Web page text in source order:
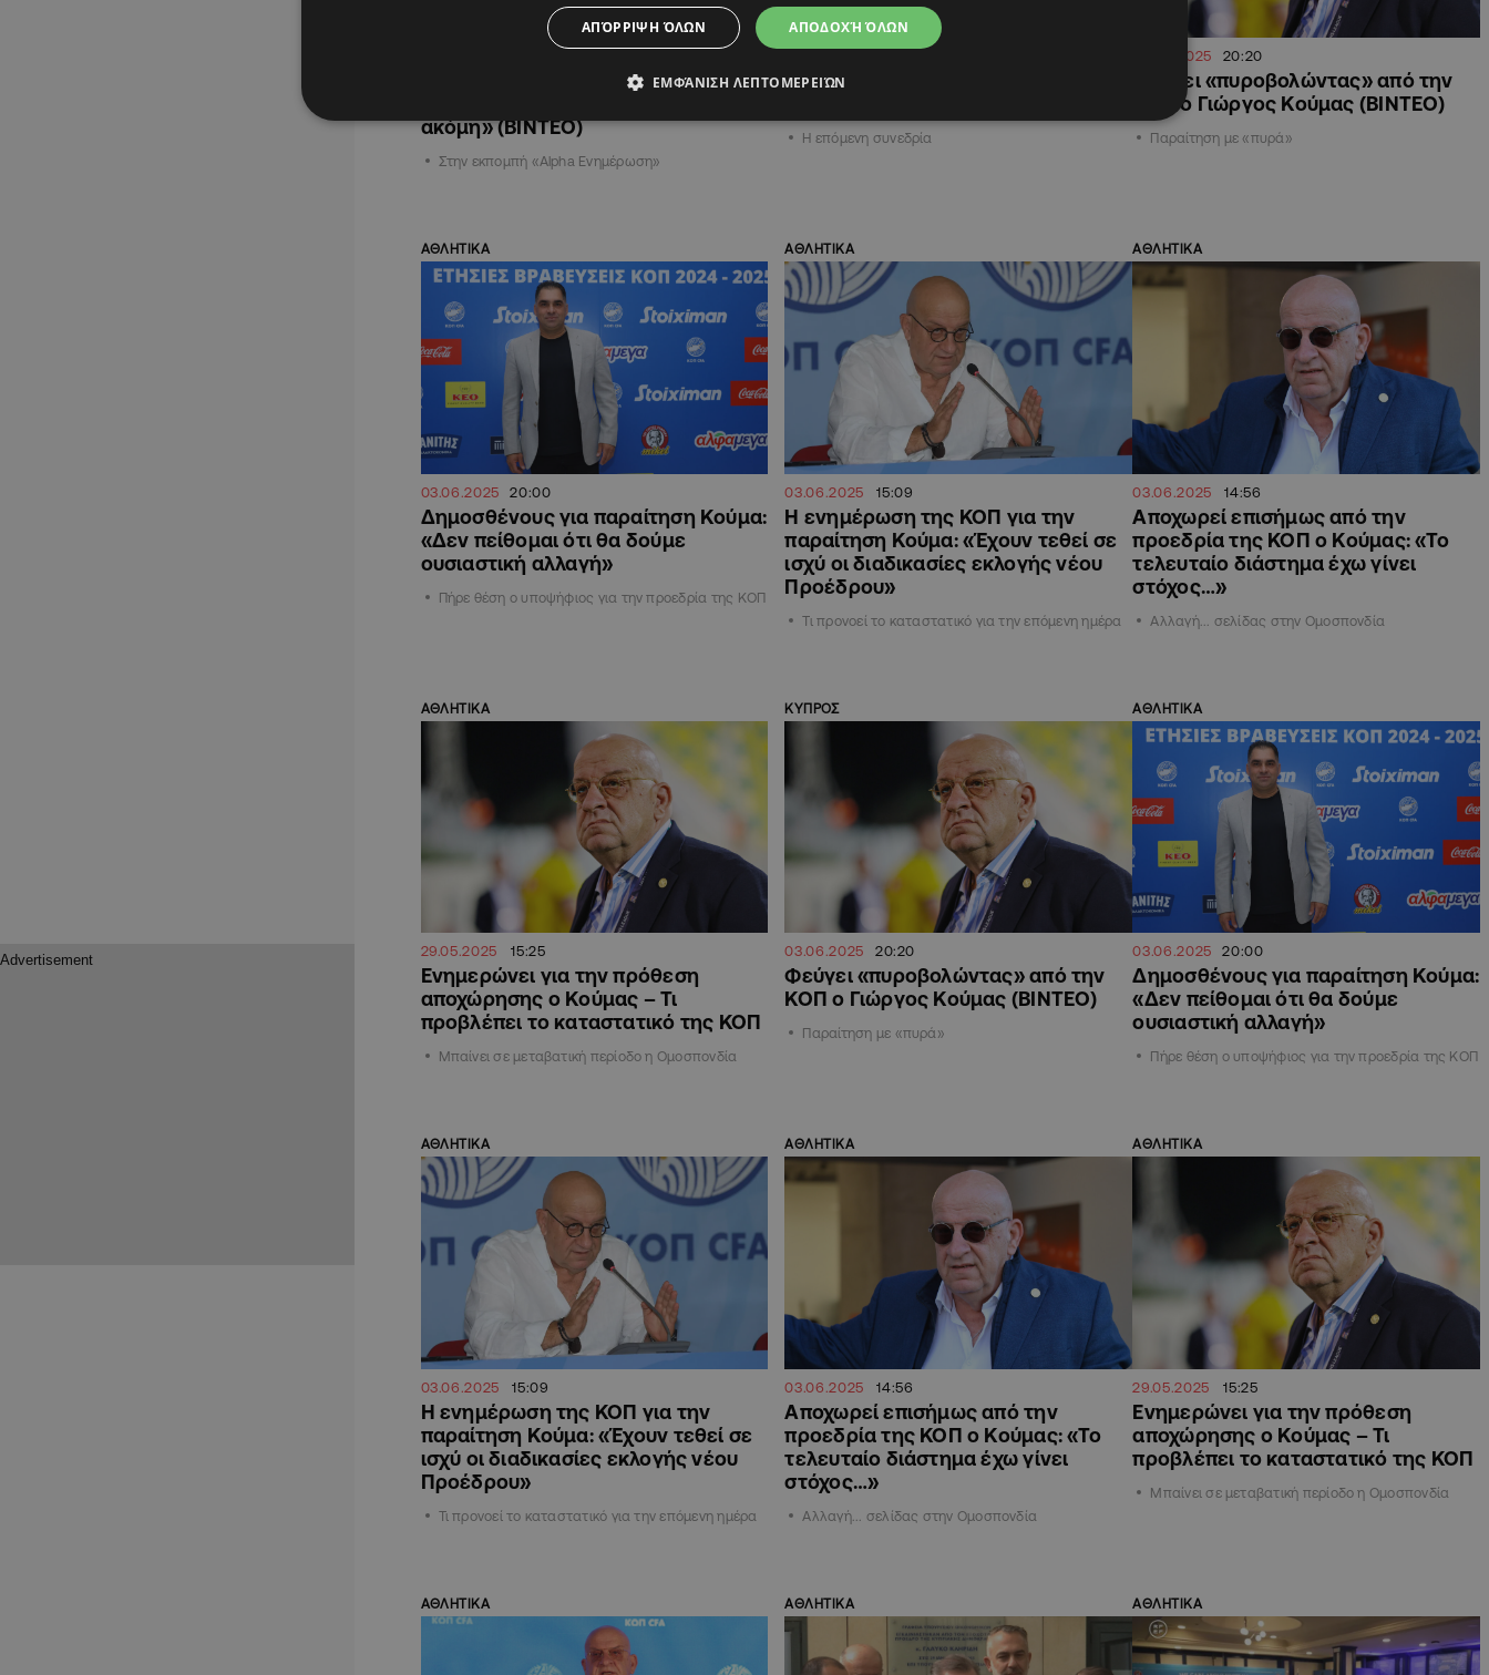
Λοϊζίδης για προεδρία ΚΟΠ: «Το
ακόμη» (ΒΙΝΤΕΟ)
Στην εκπομπή «Alpha Ενημέρωση»
Τα επόμενα βήματα στην ΚΟΠ μετά
Η επόμενη συνεδρία
03.06.2025 20:20
Φεύγει «πυροβολώντας» από την
ΚΟΠ ο Γιώργος Κούμας (ΒΙΝΤΕΟ)
Παραίτηση με «πυρά»
ΑΘΛΗΤΙΚΑ
03.06.2025 20:00
Δημοσθένους για παραίτηση Κούμα:
«Δεν πείθομαι ότι θα δούμε
ουσιαστική αλλαγή»
Πήρε θέση ο υποψήφιος για την προεδρία της ΚΟΠ
ΑΘΛΗΤΙΚΑ
03.06.2025 15:09
Η ενημέρωση της ΚΟΠ για την
παραίτηση Κούμα: «Έχουν τεθεί σε
ισχύ οι διαδικασίες εκλογής νέου
Προέδρου»
Τι προνοεί το καταστατικό για την επόμενη ημέρα
ΑΘΛΗΤΙΚΑ
03.06.2025 14:56
Αποχωρεί επισήμως από την
προεδρία της ΚΟΠ ο Κούμας: «Το
τελευταίο διάστημα έχω γίνει
στόχος…»
Αλλαγή... σελίδας στην Ομοσπονδία
ΑΘΛΗΤΙΚΑ
29.05.2025 15:25
Ενημερώνει για την πρόθεση
αποχώρησης ο Κούμας – Τι
προβλέπει το καταστατικό της ΚΟΠ
Μπαίνει σε μεταβατική περίοδο η Ομοσπονδία
ΚΥΠΡΟΣ
03.06.2025 20:20
Φεύγει «πυροβολώντας» από την
ΚΟΠ ο Γιώργος Κούμας (ΒΙΝΤΕΟ)
Παραίτηση με «πυρά»
ΑΘΛΗΤΙΚΑ
03.06.2025 20:00
Δημοσθένους για παραίτηση Κούμα:
«Δεν πείθομαι ότι θα δούμε
ουσιαστική αλλαγή»
Πήρε θέση ο υποψήφιος για την προεδρία της ΚΟΠ
ΑΘΛΗΤΙΚΑ
03.06.2025 15:09
Η ενημέρωση της ΚΟΠ για την
παραίτηση Κούμα: «Έχουν τεθεί σε
ισχύ οι διαδικασίες εκλογής νέου
Προέδρου»
Τι προνοεί το καταστατικό για την επόμενη ημέρα
ΑΘΛΗΤΙΚΑ
03.06.2025 14:56
Αποχωρεί επισήμως από την
προεδρία της ΚΟΠ ο Κούμας: «Το
τελευταίο διάστημα έχω γίνει
στόχος…»
Αλλαγή... σελίδας στην Ομοσπονδία
ΑΘΛΗΤΙΚΑ
29.05.2025 15:25
Ενημερώνει για την πρόθεση
αποχώρησης ο Κούμας – Τι
προβλέπει το καταστατικό της ΚΟΠ
Μπαίνει σε μεταβατική περίοδο η Ομοσπονδία
ΑΘΛΗΤΙΚΑ ΑΘΛΗΤΙΚΑ ΑΘΛΗΤΙΚΑ
ΑΠΟΔΟΧΉ ΌΛΩΝ
ΑΠΌΡΡΙΨΗ ΌΛΩΝ
ΕΜΦΆΝΙΣΗ ΛΕΠΤΟΜΕΡΕΙΏΝ